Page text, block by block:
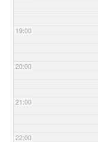
19:00
20:00
21:00
22:00